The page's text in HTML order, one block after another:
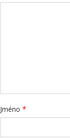
Jméno *